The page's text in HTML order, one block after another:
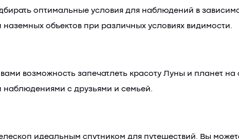
оптимальные условия для наблюдений в
объектов при различных условиях видимости.
возможность запечатлеть красоту Луны и планет
наблюдениями с друзьями и семьей.
идеальным спутником для путешествий. Вы